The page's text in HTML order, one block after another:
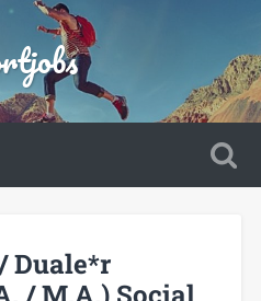
Duale*r